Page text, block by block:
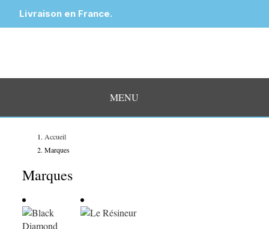
Livraison en France.
MENU
Accueil
Marques
Marques